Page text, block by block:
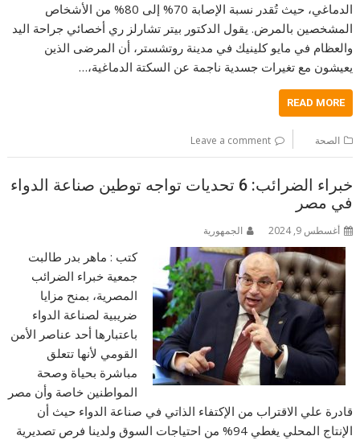
الدماغي، حيث تُقدر نسبة الإصابة 70% إلى 80% من الأشخاص
المشخصين بالمرض. يقول الدكتور بيتر تشارلز ري أخصائي جراحة اليد
والعظام في مايو كلينيك في مدينة روتشستر، أن المرضى الذين
يعيشون مع تغيرات جسدية ناجمة عن السكتة الدماغية،…
READ MORE
الصحة Leave a comment
خبراء الضرائب: 6 تحديات تواجه توطين صناعة الدواء
في مصر
أغسطس 9, 2024 الجمهورية
كتب : ماهر بدر طالبت
جمعية خبراء الضرائب
المصرية، بمنح مزايا
ضريبية لصناعة الدواء
باعتبارها أحد عناصر الأمن
القومي لأنها تتعلق
مباشرة بحياة وصحة
المواطنين خاصة وأن مصر
قادرة علي الاقتراب من الإكتفاء الذاتي في صناعة الدواء حيث أن
الإنتاج المحلي يغطي 94% من احتياجات السوق ولدينا فرص تصديرية